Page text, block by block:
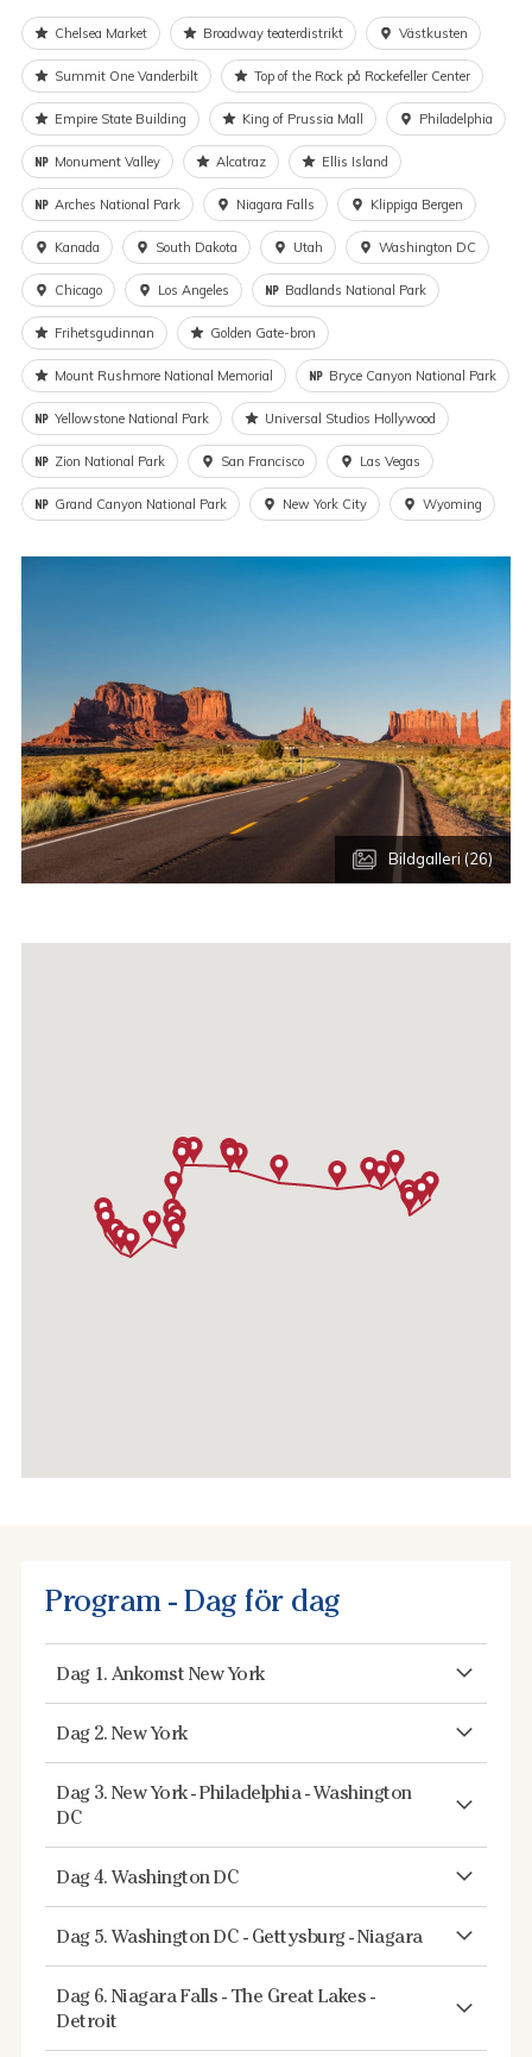
behöver assistans under resan. Det finns så oerhört
mycket att se och uppleva och om man både planerar och
reser själv är det lätt att missa en del.
Flyg ingår inte i priserna. Swanson’s reseproffs hjälper
dig att hitta lämpligt alternativ till din resa.
Passar inte denna tur eller du vill göra en egen kombination
är det enkelt att justera eller förlänga resan och vi
skräddarsyr som just du vill ha den.
Chelsea Market Broadway teaterdistrikt Västkusten
Summit One Vanderbilt Top of the Rock på Rockefeller Center
Empire State Building King of Prussia Mall Philadelphia
Monument Valley Alcatraz Ellis Island
Arches National Park Niagara Falls Klippiga Bergen
Kanada South Dakota Utah Washington DC
Chicago Los Angeles Badlands National Park
Frihetsgudinnan Golden Gate-bron
Mount Rushmore National Memorial Bryce Canyon National Park
Yellowstone National Park Universal Studios Hollywood
Zion National Park San Francisco Las Vegas
Grand Canyon National Park New York City Wyoming
Bildgalleri (26)
Program - Dag för dag
Dag 1. Ankomst New York
Dag 2. New York
Dag 3. New York - Philadelphia - Washington
DC
Dag 4. Washington DC
Dag 5. Washington DC - Gettysburg - Niagara
Dag 6. Niagara Falls - The Great Lakes -
Detroit